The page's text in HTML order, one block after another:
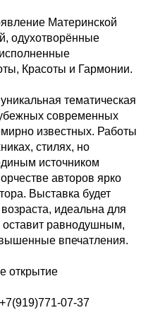
Материнской
одухотворённые
Красоты и Гармонии.
тематическая
современных
известных. Работы
стилях, но
источником
авторов ярко
Выставка будет
идеальна для
оставит равнодушным,
впечатления.
открытие
+7(919)771-07-37